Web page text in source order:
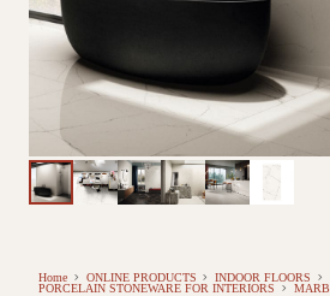
Home ONLINE PRODUCTS
INDOOR FLOORS
PORCELAIN STONEWARE FOR INTERIORS